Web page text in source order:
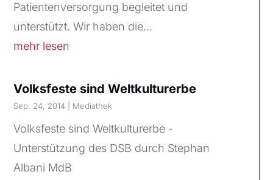
Patientenversorgung begleitet und
unterstützt. Wir haben die...
mehr lesen
Volksfeste sind Weltkulturerbe
Sep. 24, 2014 Mediathek
Volksfeste sind Weltkulturerbe -
Unterstützung des DSB durch Stephan
Albani MdB